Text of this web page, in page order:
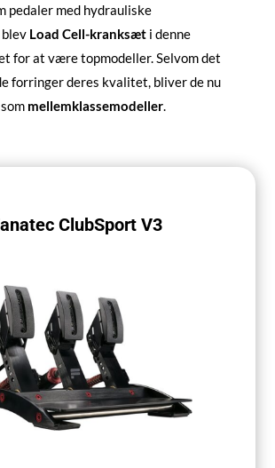
pedaler med hydrauliske
blev Load Cell-kranksæt i denne
for at være topmodeller. Selvom det
forringer deres kvalitet, bliver de nu
mellemklassemodeller.
ClubSport V3